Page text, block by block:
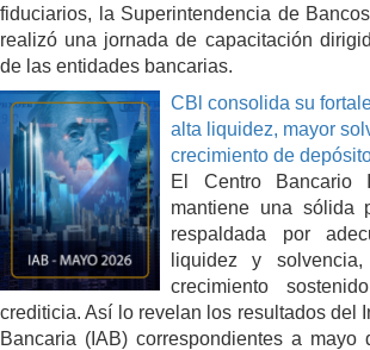
fiduciarios, la Superintendencia de
realizó una jornada de capacitación
de las entidades bancarias.
CBl consolida su
alta liquidez, mayor
crecimiento de
El Centro Bancario
mantiene una sólida
respaldada por
liquidez y
crecimiento
crediticia. Así lo revelan los resultados del
Bancaria (IAB) correspondientes a mayo